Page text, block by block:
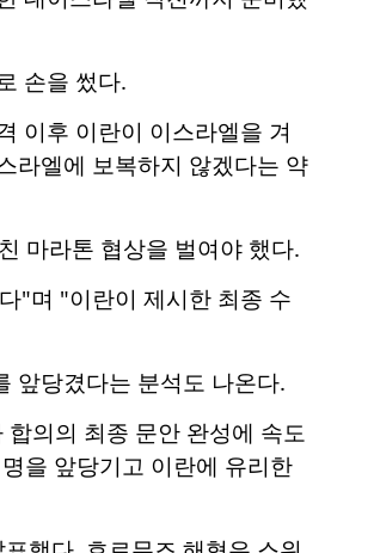
손을 썼다.
이후 이란이 이스라엘을 겨
라엘에 보복하지 않겠다는 약
마라톤 협상을 벌여야 했다.
"며 "이란이 제시한 최종 수
앞당겼다는 분석도 나온다.
의의 최종 문안 완성에 속도
을 앞당기고 이란에 유리한